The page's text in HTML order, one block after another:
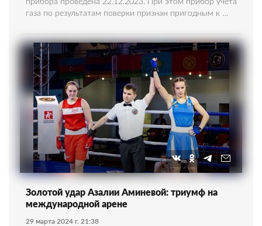
газа по результатам поверки признан пригодным к …
Золотой удар Азалии Аминевой: триумф на
международной арене
29 марта 2024 г. 21:38